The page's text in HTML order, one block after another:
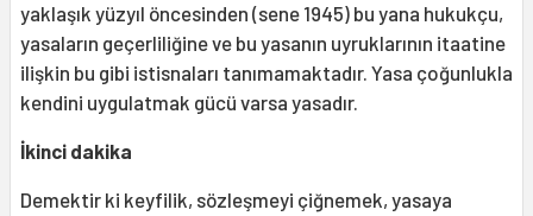
yaklaşık yüzyıl öncesinden (sene 1945) bu yana hukukçu,
yasaların geçerliliğine ve bu yasanın uyruklarının itaatine
ilişkin bu gibi istisnaları tanımamaktadır. Yasa çoğunlukla
kendini uygulatmak gücü varsa yasadır.
İkinci dakika
Demektir ki keyfilik, sözleşmeyi çiğnemek, yasaya